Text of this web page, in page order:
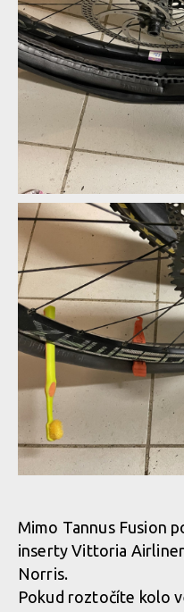
dt IMG 15
dt IMG 15
dt IMG 15
dt IMG 15
dt IMG 15
dt IMG 15
dt IMG 15
dt IMG 15
dt IMG 15
dt IMG 15
dt IMG 15
dt IMG 15
dt IMG 15
Mimo Tannus Fusion
inserty Vittoria
Norris.
Pokud roztočíte kolo